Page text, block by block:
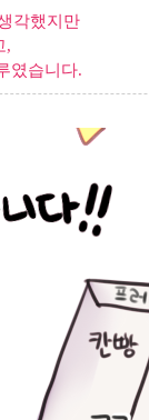
각했지만
,
였습니다.